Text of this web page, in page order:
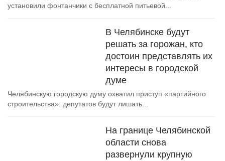
установили фонтанчики с бесплатной питьевой...
В Челябинске будут
решать за горожан, кто
достоин представлять их
интересы в городской
думе
Челябинскую городскую думу охватил приступ «партийного
строительства»: депутатов будут лишать...
На границе Челябинской
области снова
развернули крупную